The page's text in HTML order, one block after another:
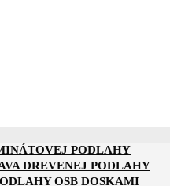
PODLAHY
NA PARKETY
DREVENEJ PODLAHY
OSB DOSKAMI